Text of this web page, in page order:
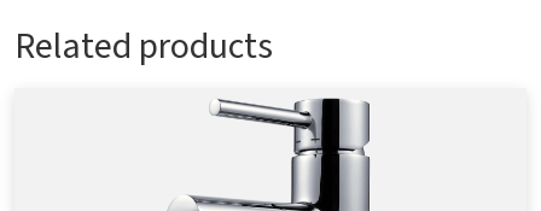
Related products